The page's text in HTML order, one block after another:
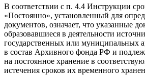
В соответствии с п. 4.4 Инструкции
«Постоянно», установленный для
документов, означает, что указанные
образовавшиеся в деятельности
государственных или муниципальных
в состав Архивного фонда РФ и
на постоянное хранение в
истечения сроков их временного